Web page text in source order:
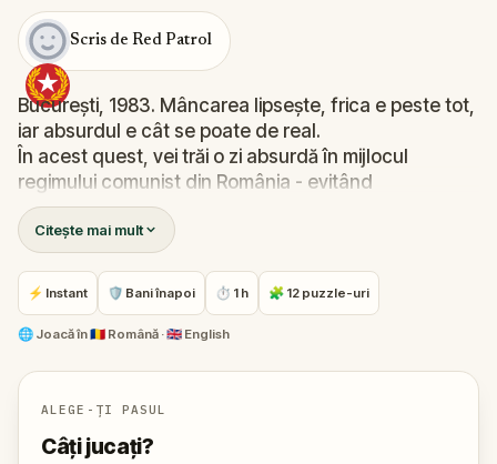
Scris de Red Patrol
București, 1983. Mâncarea lipsește, frica e peste tot,
iar absurdul e cât se poate de real.
În acest quest, vei trăi o zi absurdă în mijlocul
regimului comunist din România - evitând
supravegherea, rezolvând puzzle-uri și descoperind
secretele ascunse sub perdeaua propagandei.
Urmează indiciile prin locuri reale legate de povești
incredibile și explorează un București pe care nu l-ai
mai văzut. Este o călătorie ciudată, provocatoare și
ideală de parcurs împreună cu prietenii sau familia.
dispărea, așa cum au făcut-o atâția?
Citește mai mult
⚡ Instant 🛡 Bani înapoi ⏱ 1 h 🧩 12 puzzle-uri
🌐 Joacă în🇷🇴 Română · 🇬🇧 English
ALEGE-ȚI PASUL
Câți jucați?